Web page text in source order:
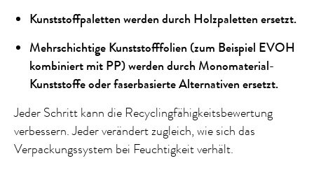
Kunststoffpaletten werden durch Holzpaletten ersetzt.
Mehrschichtige Kunststofffolien (zum Beispiel EVOH
kombiniert mit PP) werden durch Monomaterial-
Kunststoffe oder faserbasierte Alternativen ersetzt.
Jeder Schritt kann die Recyclingfähigkeitsbewertung
verbessern. Jeder verändert zugleich, wie sich das
Verpackungssystem bei Feuchtigkeit verhält.